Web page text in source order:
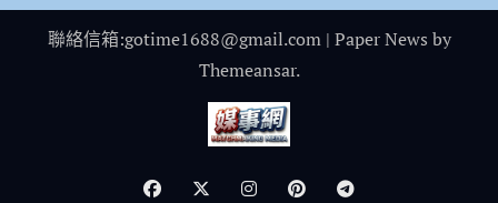
聯絡信箱:gotime1688@gmail.com | Paper News by
Themeansar.